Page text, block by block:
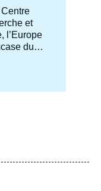
et
l’Europe
du
et en